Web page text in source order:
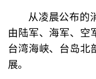
从凌晨公布的
由陆军、海军、空
台湾海峡、台岛北
展。